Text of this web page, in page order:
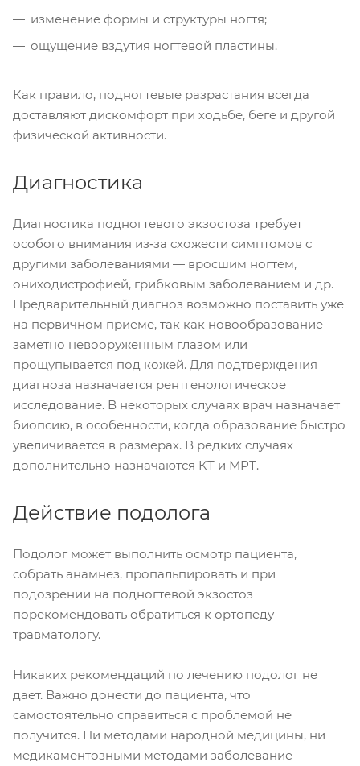
изменение формы и структуры ногтя;
ощущение вздутия ногтевой пластины.
Как правило, подногтевые разрастания всегда
доставляют дискомфорт при ходьбе, беге и другой
физической активности.
Диагностика
Диагностика подногтевого экзостоза требует
особого внимания из‑за схожести симптомов с
другими заболеваниями — вросшим ногтем,
ониходистрофией, грибковым заболеванием и др.
Предварительный диагноз возможно поставить уже
на первичном приеме, так как новообразование
заметно невооруженным глазом или
прощупывается под кожей. Для подтверждения
диагноза назначается рентгенологическое
исследование. В некоторых случаях врач назначает
биопсию, в особенности, когда образование быстро
увеличивается в размерах. В редких случаях
дополнительно назначаются КТ и МРТ.
Действие подолога
Подолог может выполнить осмотр пациента,
собрать анамнез, пропальпировать и при
подозрении на подногтевой экзостоз
порекомендовать обратиться к ортопеду-
травматологу.
Никаких рекомендаций по лечению подолог не
дает. Важно донести до пациента, что
самостоятельно справиться с проблемой не
получится. Ни методами народной медицины, ни
медикаментозными методами заболевание